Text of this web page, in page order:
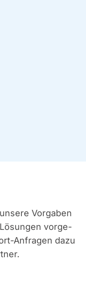
Vor­ga­ben
vor­ge­
Anfra­gen dazu